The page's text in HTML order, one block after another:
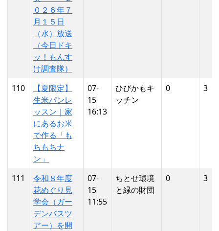
０２６年７
月１５日
（水）放送
（今日ドキ
ッ！もんす
け調査隊）
110
【夏限定】
生米パンレ
ッスン｜家
にあるお米
で作る「も
ちもちナ
ン」
07-
15
16:13
ひびかもキ
ッチン
0 3
111
令和８年度
花めぐり見
学会（ガー
デンバスツ
アー）を開
07-
15
11:55
ちとせ環境
と緑の財団
0 3